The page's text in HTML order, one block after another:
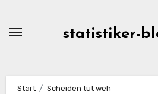
statistiker-
Start Scheiden tut weh